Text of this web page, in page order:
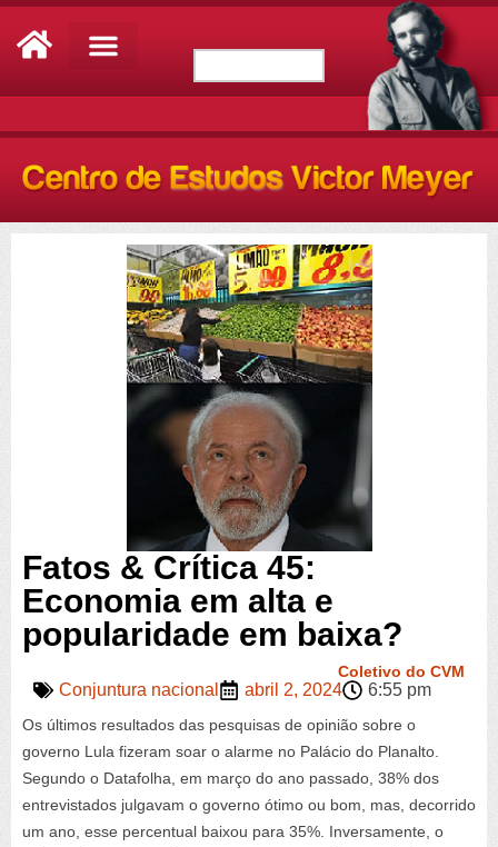
Fatos & Crítica 45:
Economia em alta e
popularidade em baixa?
Coletivo do CVM
Conjuntura nacional abril 2, 2024 6:55 pm
Os últimos resultados das pesquisas de opinião sobre o
governo Lula fizeram soar o alarme no Palácio do Planalto.
Segundo o Datafolha, em março do ano passado, 38% dos
entrevistados julgavam o governo ótimo ou bom, mas, decorrido
um ano, esse percentual baixou para 35%. Inversamente, o